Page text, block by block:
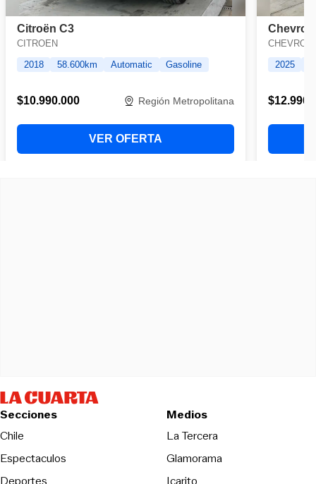
Secciones
Chile
Espectaculos
Deportes
Medios
La TerceraOpens in new
Glamorama
Icarito